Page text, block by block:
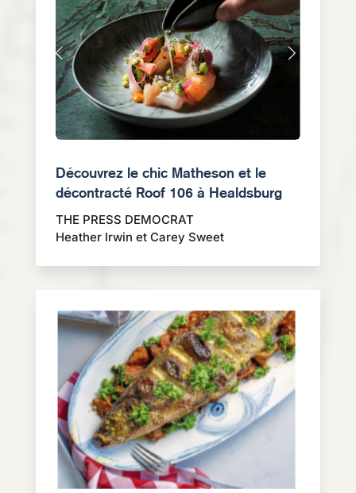
Découvrez le chic Matheson et le
décontracté Roof 106 à Healdsburg
THE PRESS DEMOCRAT
Heather Irwin et Carey Sweet